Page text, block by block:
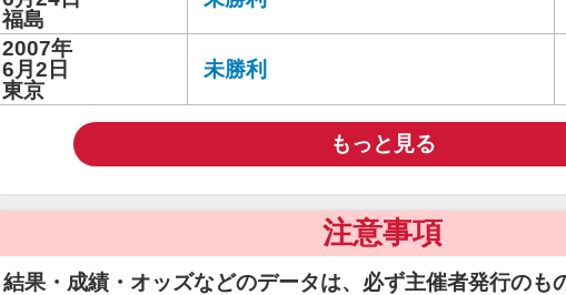
福島
2007年
6月2日
東京
未勝利
もっと見る
注意事項
結果・成績・オッズなどのデータは、必ず主催者発行のも